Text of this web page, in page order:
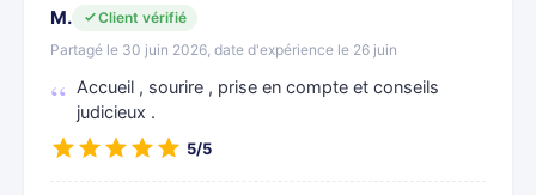
M.
Client vérifié
Partagé le 30 juin 2026, date d'expérience le 26 juin
Accueil , sourire , prise en compte et conseils
judicieux .
5/5